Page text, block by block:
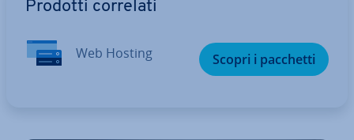
Prodotti correlati
Web Hosting Scopri i pacchetti